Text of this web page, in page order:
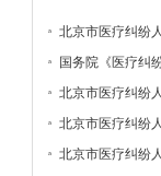
北京市医疗纠纷
国务院《医疗纠
北京市医疗纠纷
北京市医疗纠纷
北京市医疗纠纷